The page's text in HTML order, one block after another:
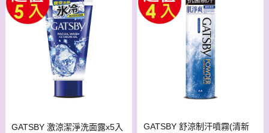
GATSBY 激涼潔淨洗面露x5入
GATSBY 舒涼制汗噴霧(清新